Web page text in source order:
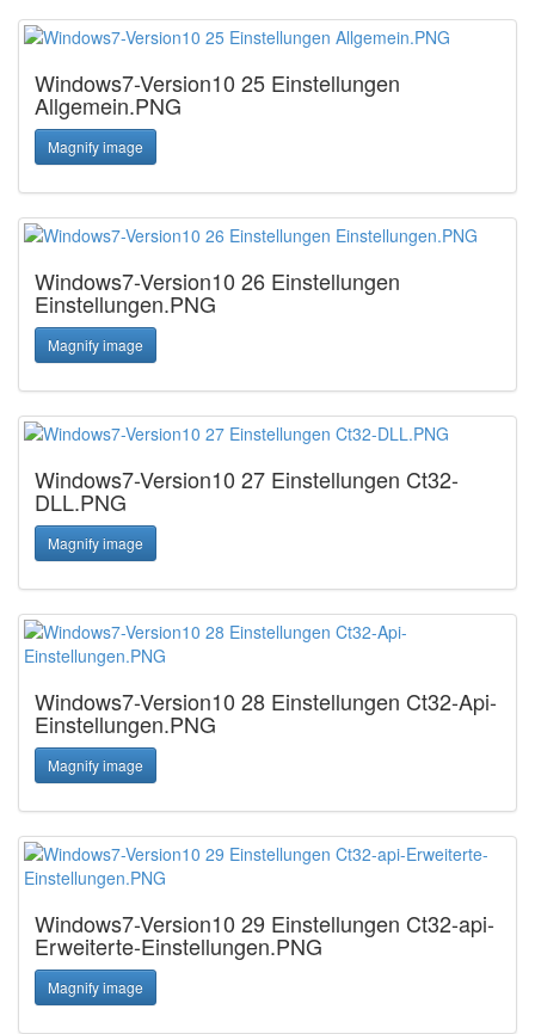
Windows7-Version10 25 Einstellungen
Allgemein.PNG
Magnify image
Windows7-Version10 26 Einstellungen
Einstellungen.PNG
Magnify image
Windows7-Version10 27 Einstellungen Ct32-
DLL.PNG
Magnify image
Windows7-Version10 28 Einstellungen Ct32-Api-
Einstellungen.PNG
Magnify image
Windows7-Version10 29 Einstellungen Ct32-api-
Erweiterte-Einstellungen.PNG
Magnify image